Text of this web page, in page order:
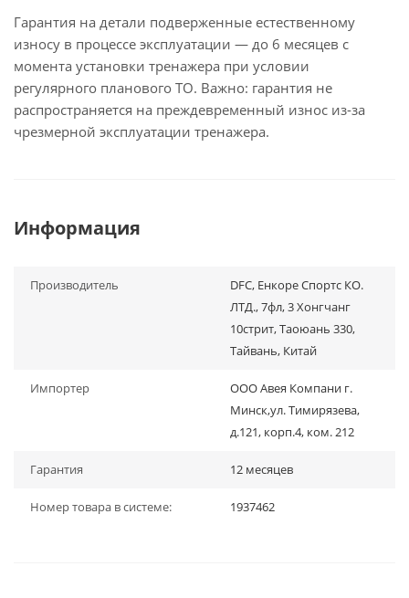
Гарантия на детали подверженные естественному
износу в процессе эксплуатации — до 6 месяцев с
момента установки тренажера при условии
регулярного планового ТО. Важно: гарантия не
распространяется на преждевременный износ из-за
чрезмерной эксплуатации тренажера.
Информация
Производитель
DFC, Енкоре Спортс КО.
ЛТД., 7фл, 3 Хонгчанг
10стрит, Таоюань 330,
Тайвань, Китай
Импортер
ООО Авея Компани г.
Минск,ул. Тимирязева,
д.121, корп.4, ком. 212
Гарантия 12 месяцев
Номер товара в системе: 1937462